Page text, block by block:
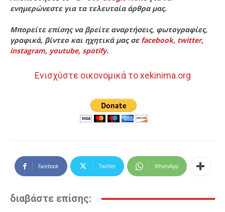
ενημερώνεστε για τα τελευταία άρθρα μας.
Μπορείτε επίσης να βρείτε αναρτήσεις, φωτογραφίες,
γραφικά, βίντεο και ηχητικά μας σε facebook, twitter,
instagram, youtube, spotify.
Ενισχύστε οικονομικά το xekinima.org
Facebook Twitter WhatsApp
διαβάστε επίσης: